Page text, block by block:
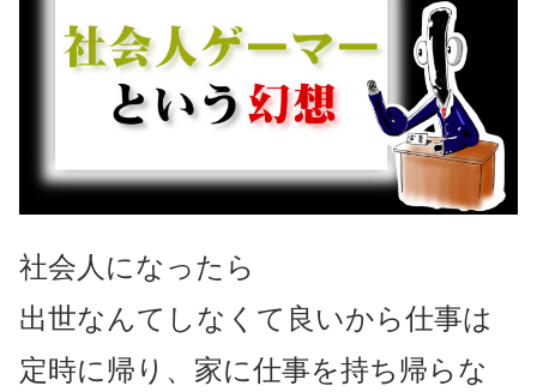
社会人になったら
出世なんてしなくて良いから仕事は
定時に帰り、家に仕事を持ち帰らな